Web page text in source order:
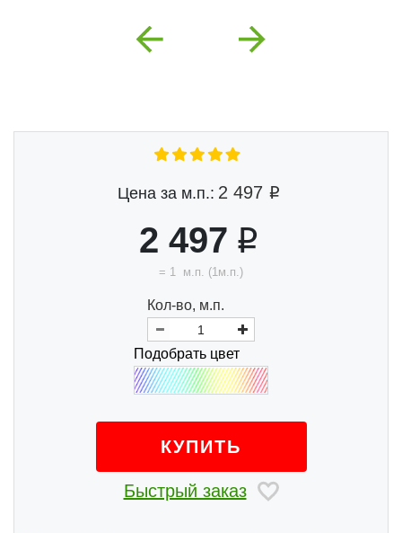
Previous Next
Цена за м.п.: 2 497
2 497
= 1 м.п. (1м.п.)
Кол-во, м.п.
Подобрать цвет
КУПИТЬ
Быстрый заказ